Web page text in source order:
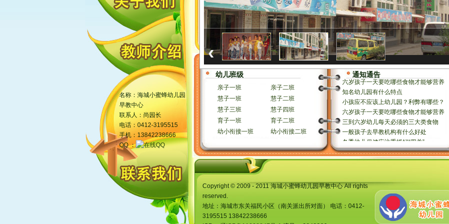
名称：海城小蜜蜂幼儿园
早教中心
联系人：尚园长
电话：0412-3195515
手机：13842238666
QQ ：
Copyright © 2009 - 2011 海城小蜜蜂幼儿园早教中心 All rights
reserved.
地址：海城市东关福民小区（南关派出所对面） 电话：0412-
3195515 13842238666
‹
更多
通知通告
三到六岁幼儿每天必须的三大类食物
一般孩子去早教机构有什么好处
冬季幼儿保健应注重抓好“四关”
GRC构件的特点和性能都有哪些?
六岁孩子一天要吃哪些食物才能够营养
知名幼儿园有什么特点
小孩应不应该上幼儿园？利弊有哪些？
六岁孩子一天要吃哪些食物才能够营养
三到六岁幼儿每天必须的三大类食物
一般孩子去早教机构有什么好处
冬季幼儿保健应注重抓好“四关”
GRC构件的特点和性能都有哪些?
六岁孩子一天要吃哪些食物才能够营养
知名幼儿园有什么特点
幼儿班级
亲子一班
亲子二班
慧子一班
慧子二班
慧子三班
慧子四班
育子一班
育子二班
幼小衔接一班
幼小衔接二班